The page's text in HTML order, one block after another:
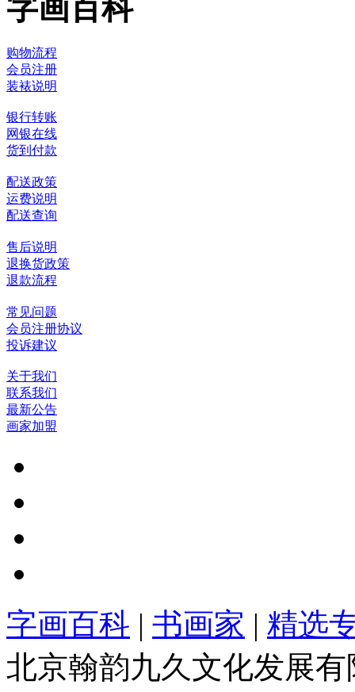
字画百科
购物流程
会员注册
装裱说明
银行转账
网银在线
货到付款
配送政策
运费说明
配送查询
售后说明
退换货政策
退款流程
常见问题
会员注册协议
投诉建议
关于我们
联系我们
最新公告
画家加盟
字画百科 | 书画家 | 精选
北京翰韵九久文化发展